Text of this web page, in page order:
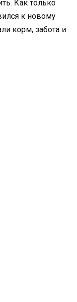
Как только
к новому
корм, забота и